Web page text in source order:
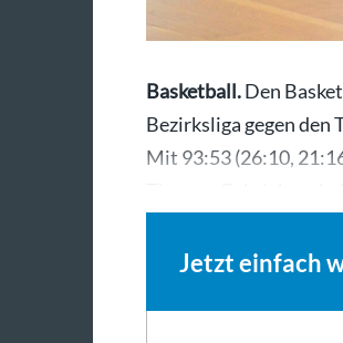
Basketball.Den
Bezirksliga gegen den
Mit 93:53 (26:10,
Jetzt einfach